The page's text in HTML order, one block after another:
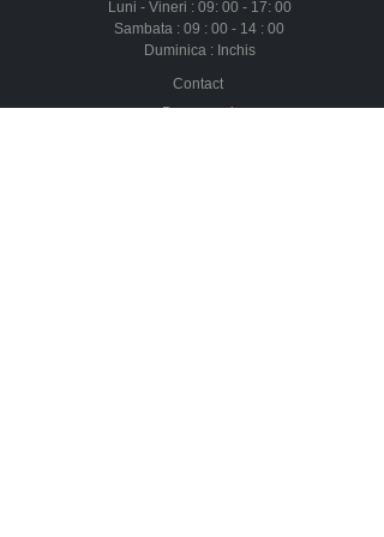
Luni - Vineri : 09: 00 - 17: 00
Sambata : 09 : 00 - 14 : 00
Duminica : Inchis
Contact
Despre noi